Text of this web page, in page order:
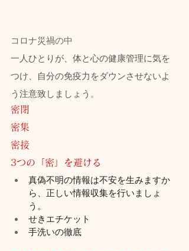
コロナ災禍の中
一人ひとりが、体と心の健康管理に気を
つけ、自分の免疫力をダウンさせないよ
う注意致しましょう。
密閉
密集
密接
3つの「密」を避ける
真偽不明の情報は不安を生みますか
ら、正しい情報収集を行いましょ
う。
せきエチケット
手洗いの徹底